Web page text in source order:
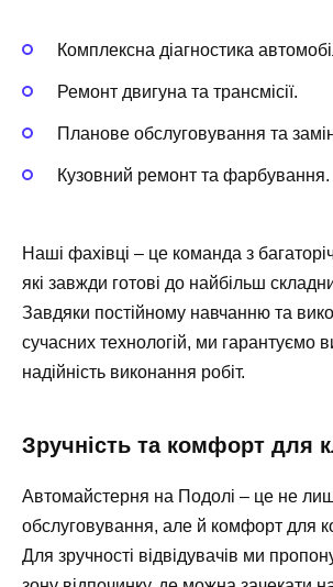
Комплексна діагностика
Ремонт двигуна та трансмісії.
Планове обслуговування та
Кузовний ремонт та фарбування.
Наші фахівці – це команда з
які завжди готові до найбільш
Завдяки постійному навчанню та
сучасних технологій, ми гарантуємо
надійність виконання робіт.
Зручність та комфорт для
Автомайстерня на Подолі – це не
обслуговування, але й комфорт для
Для зручності відвідувачів ми